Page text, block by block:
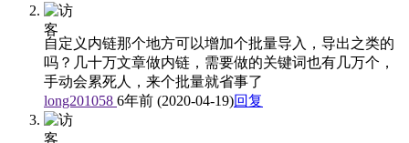
自定义内链那个地方可以增加个批量导入，导出之类的
吗？几十万文章做内链，需要做的关键词也有几万个，
手动会累死人，来个批量就省事了
long201058 6年前 (2020-04-19)回复